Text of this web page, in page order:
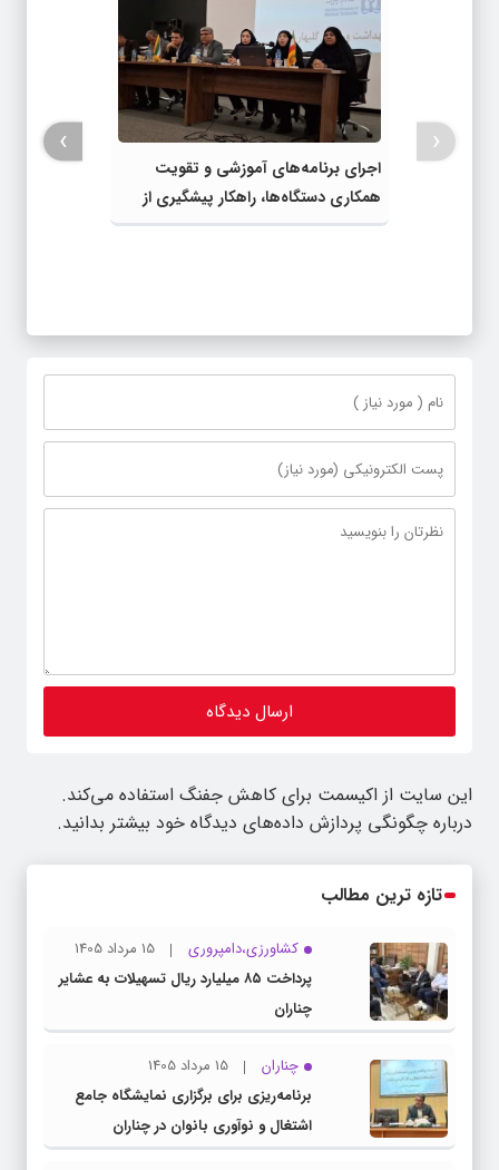
اجرای برنامه‌های آموزشی و تقویت
همکاری دستگاه‌ها، راهکار پیشگیری از
آسیب‌های اجتماعی شهرستان است
‹
›
این سایت از اکیسمت برای کاهش جفنگ استفاده می‌کند.
درباره چگونگی پردازش داده‌های دیدگاه خود بیشتر بدانید.
تازه ترین مطالب
کشاورزی،دامپروری
15 مرداد 1405
پرداخت ۸۵ میلیارد ریال تسهیلات به عشایر
چناران
چناران
15 مرداد 1405
برنامه‌ریزی برای برگزاری نمایشگاه جامع
اشتغال و نوآوری بانوان در چناران